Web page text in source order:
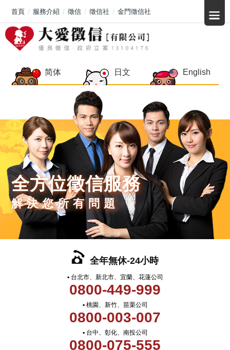
简体 日文 English
全方位徵信服務
解決您所有問題
全年無休-24小時
▪ 台北市、新北市、宜蘭、花蓮公司
0800-449-999
▪ 桃園、新竹、苗栗公司
0800-003-007
▪ 台中、彰化、南投公司
0800-075-555
首頁 服務介紹 徵信 徵信社 金門徵信社